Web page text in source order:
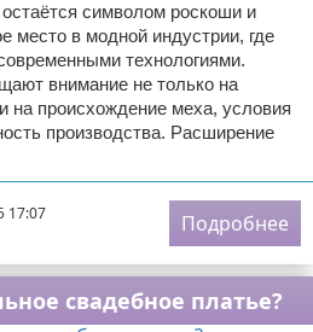
символом роскоши и
место в модной индустрии, где
технологиями.
внимание не только на
на происхождение меха, условия
производства. Расширение
17:07
Подробнее
свадебное платье?